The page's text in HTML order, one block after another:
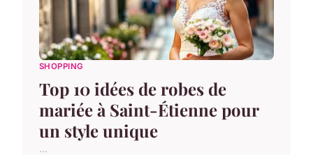
SHOPPING
Top 10 idées de robes de
mariée à Saint-Étienne pour
un style unique
...